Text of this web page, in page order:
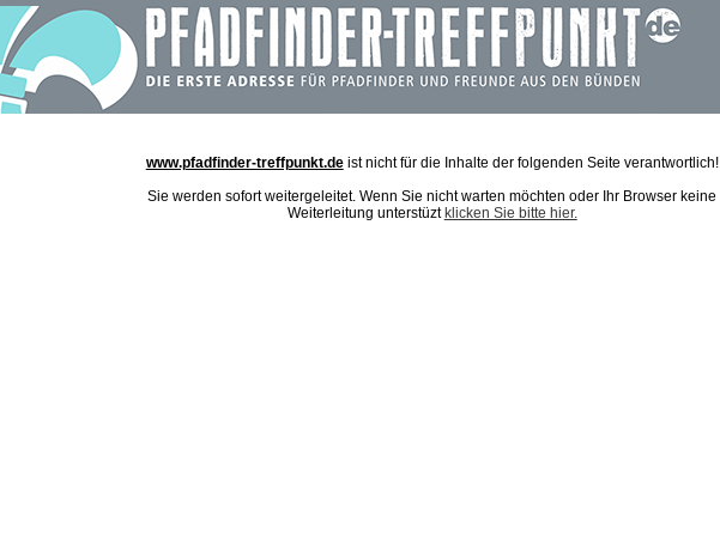
www.pfadfinder-treffpunkt.deist nicht für die Inhalte der folgenden Seite verantwortlich!
Sie werden sofort weitergeleitet. Wenn Sie nicht warten möchten oder Ihr Browser keine
Weiterleitung unterstüzt klicken Sie bitte hier.